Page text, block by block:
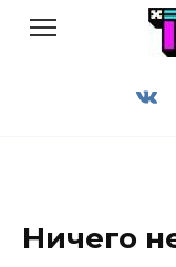
Ничего